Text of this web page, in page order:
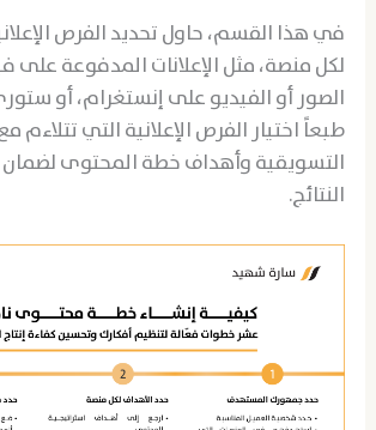
في هذا القسم، حاول تحديد الفرص
لكل منصة، مثل الإعلانات المدفوعة على
الصور أو الفيديو على إنستغرام، أو
طبعاً اختيار الفرص الإعلانية التي تتلاءم
التسويقية وأهداف خطة المحتوى
النتائج.